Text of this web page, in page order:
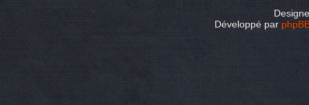
Développé par